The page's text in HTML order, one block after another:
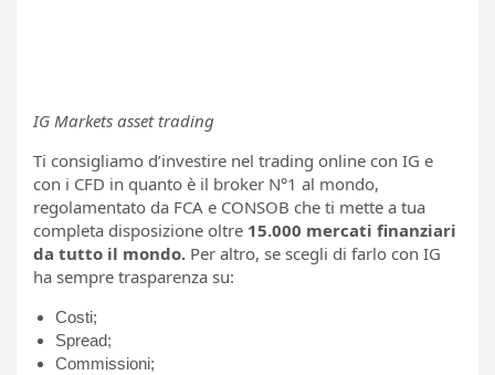
IG Markets asset trading
Ti consigliamo d’investire nel trading online con IG e
con i CFD in quanto è il broker N°1 al mondo,
regolamentato da FCA e CONSOB che ti mette a tua
completa disposizione oltre 15.000 mercati finanziari
da tutto il mondo. Per altro, se scegli di farlo con IG
ha sempre trasparenza su:
Costi;
Spread;
Commissioni;